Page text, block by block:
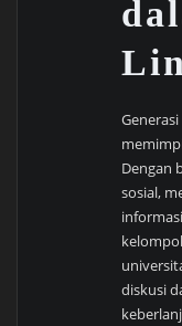
Dengan
sosial,
diskusi